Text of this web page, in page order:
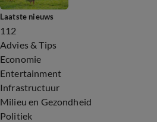
Laatste nieuws
112
Advies & Tips
Economie
Entertainment
Infrastructuur
Milieu en Gezondheid
Politiek